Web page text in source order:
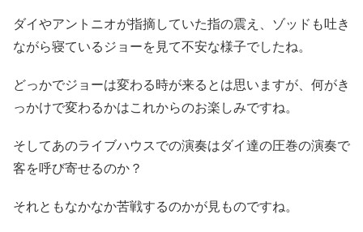
ダイやアントニオが指摘していた指の震え、ゾッドも吐き
ながら寝ているジョーを見て不安な様子でしたね。
どっかでジョーは変わる時が来るとは思いますが、何がき
っかけで変わるかはこれからのお楽しみですね。
そしてあのライブハウスでの演奏はダイ達の圧巻の演奏で
客を呼び寄せるのか？
それともなかなか苦戦するのかが見ものですね。